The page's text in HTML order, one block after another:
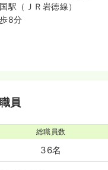
駅（ＪＲ岩徳線）
8分
職員
総職員数
36名